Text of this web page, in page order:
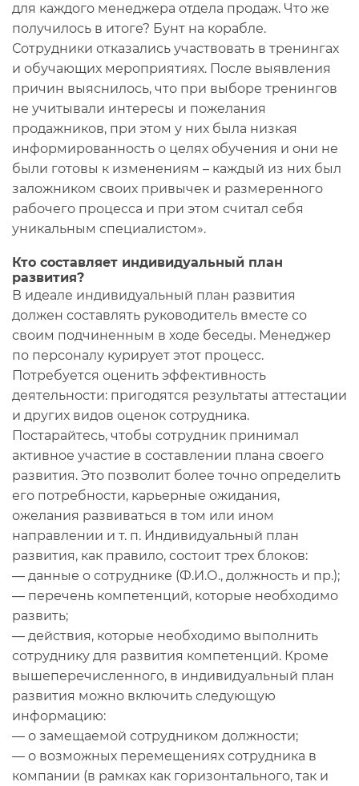
для каждого менеджера отдела продаж. Что же
получилось в итоге? Бунт на корабле.
Сотрудники отказались участвовать в тренингах
и обучающих мероприятиях. После выявления
причин выяснилось, что при выборе тренингов
не учитывали интересы и пожелания
продажников, при этом у них была низкая
информированность о целях обучения и они не
были готовы к изменениям – каждый из них был
заложником своих привычек и размеренного
рабочего процесса и при этом считал себя
уникальным специалистом».
Кто составляет индивидуальный план
развития?
В идеале индивидуальный план развития
должен составлять руководитель вместе со
своим подчиненным в ходе беседы. Менеджер
по персоналу курирует этот процесс.
Потребуется оценить эффективность
деятельности: пригодятся результаты аттестации
и других видов оценок сотрудника.
Постарайтесь, чтобы сотрудник принимал
активное участие в составлении плана своего
развития. Это позволит более точно определить
его потребности, карьерные ожидания,
ожелания развиваться в том или ином
направлении и т. п. Индивидуальный план
развития, как правило, состоит трех блоков:
— данные о сотруднике (Ф.И.О., должность и пр.);
— перечень компетенций, которые необходимо
развить;
— действия, которые необходимо выполнить
сотруднику для развития компетенций. Кроме
вышеперечисленного, в индивидуальный план
развития можно включить следующую
информацию:
— о замещаемой сотрудником должности;
— о возможных перемещениях сотрудника в
компании (в рамках как горизонтального, так и